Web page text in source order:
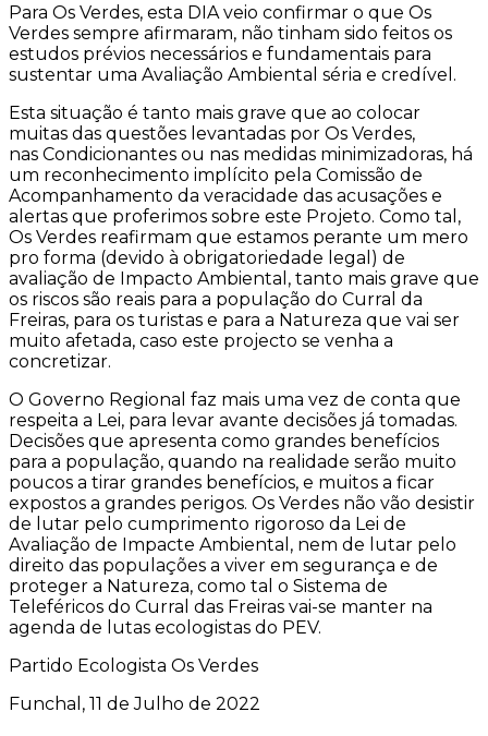
Para Os Verdes, esta DIA veio confirmar o que Os
Verdes sempre afirmaram, não tinham sido feitos os
estudos prévios necessários e fundamentais para
sustentar uma Avaliação Ambiental séria e credível.
Esta situação é tanto mais grave que ao colocar
muitas das questões levantadas por Os Verdes,
nas Condicionantes ou nas medidas minimizadoras, há
um reconhecimento implícito pela Comissão de
Acompanhamento da veracidade das acusações e
alertas que proferimos sobre este Projeto. Como tal,
Os Verdes reafirmam que estamos perante um mero
pro forma (devido à obrigatoriedade legal) de
avaliação de Impacto Ambiental, tanto mais grave que
os riscos são reais para a população do Curral da
Freiras, para os turistas e para a Natureza que vai ser
muito afetada, caso este projecto se venha a
concretizar.
O Governo Regional faz mais uma vez de conta que
respeita a Lei, para levar avante decisões já tomadas.
Decisões que apresenta como grandes benefícios
para a população, quando na realidade serão muito
poucos a tirar grandes benefícios, e muitos a ficar
expostos a grandes perigos. Os Verdes não vão desistir
de lutar pelo cumprimento rigoroso da Lei de
Avaliação de Impacte Ambiental, nem de lutar pelo
direito das populações a viver em segurança e de
proteger a Natureza, como tal o Sistema de
Teleféricos do Curral das Freiras vai-se manter na
agenda de lutas ecologistas do PEV.
Partido Ecologista Os Verdes
Funchal, 11 de Julho de 2022